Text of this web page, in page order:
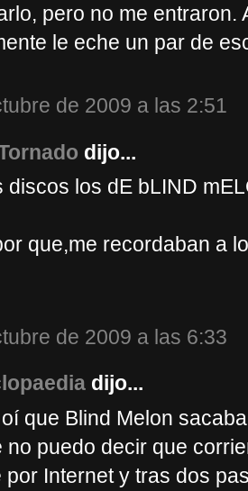
pero no me entraron.
le eche un par de
de 2009 a las 2:51
dijo...
discos los dE bLIND
que,me recordaban a
de 2009 a las 6:33
dijo...
que Blind Melon
no puedo decir que
por Internet y tras dos